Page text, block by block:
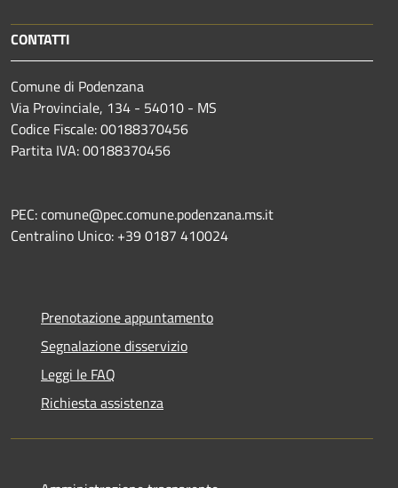
CONTATTI
Comune di Podenzana
Via Provinciale, 134 - 54010 - MS
Codice Fiscale: 00188370456
Partita IVA: 00188370456
PEC: comune@pec.comune.podenzana.ms.it
Centralino Unico: +39 0187 410024
Prenotazione appuntamento
Segnalazione disservizio
Leggi le FAQ
Richiesta assistenza